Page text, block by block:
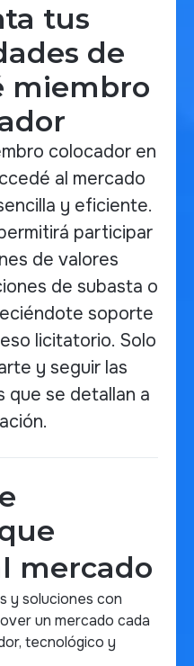
tus
de
miembro
colocador en
al mercado
y eficiente.
participar
de valores
de subasta o
soporte
licitatorio. Solo
y seguir las
que se detallan a
mercado
y soluciones con
un mercado cada
tecnológico y